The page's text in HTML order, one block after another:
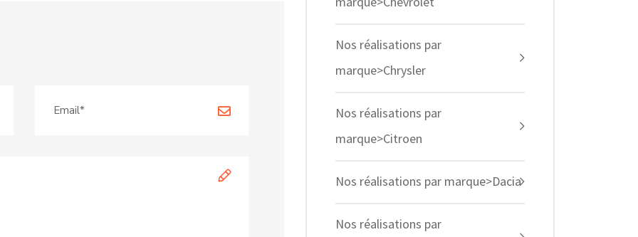
Nos réalisations par
marque>Chrysler
Nos réalisations par
marque>Citroen
Nos réalisations par marque>Dacia
Nos réalisations par